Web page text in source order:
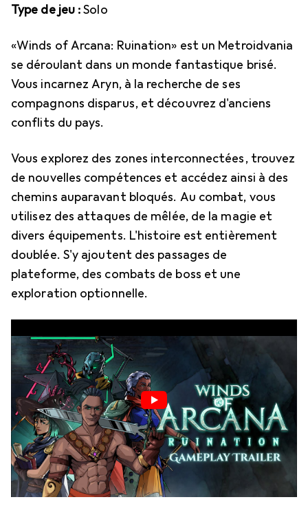
Type de jeu :Solo
«Winds of Arcana: Ruination» est un Metroidvania
se déroulant dans un monde fantastique brisé.
Vous incarnez Aryn, à la recherche de ses
compagnons disparus, et découvrez d'anciens
conflits du pays.
Vous explorez des zones interconnectées, trouvez
de nouvelles compétences et accédez ainsi à des
chemins auparavant bloqués. Au combat, vous
utilisez des attaques de mêlée, de la magie et
divers équipements. L'histoire est entièrement
doublée. S'y ajoutent des passages de
plateforme, des combats de boss et une
exploration optionnelle.